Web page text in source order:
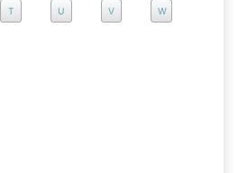
T U V W